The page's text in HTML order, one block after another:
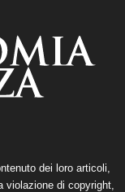
dei loro articoli,
di copyright,